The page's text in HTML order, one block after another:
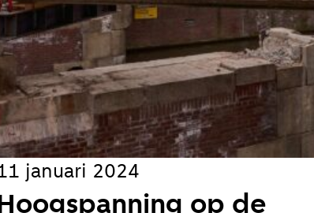
met de privacy voorwaarden
op de
januari 2024